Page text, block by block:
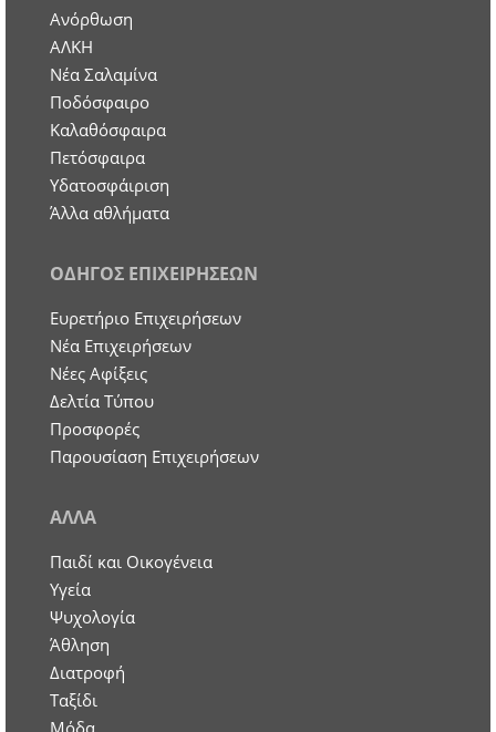
Ανόρθωση
ΑΛΚΗ
Νέα Σαλαμίνα
Ποδόσφαιρο
Καλαθόσφαιρα
Πετόσφαιρα
Υδατοσφάιριση
Άλλα αθλήματα
ΟΔΗΓΟΣ ΕΠΙΧΕΙΡΗΣΕΩΝ
Ευρετήριο Επιχειρήσεων
Nέα Επιχειρήσεων
Νέες Αφίξεις
Δελτία Τύπου
Προσφορές
Παρουσίαση Επιχειρήσεων
ΑΛΛΑ
Παιδί και Οικογένεια
Υγεία
Ψυχολογία
Άθληση
Διατροφή
Ταξίδι